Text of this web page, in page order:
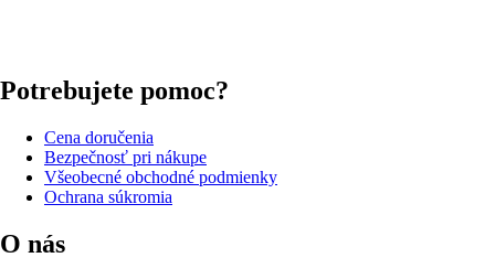
Potrebujete pomoc?
Cena doručenia
Bezpečnosť pri nákupe
Všeobecné obchodné podmienky
Ochrana súkromia
O nás